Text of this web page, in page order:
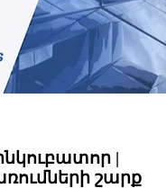
|
շարք